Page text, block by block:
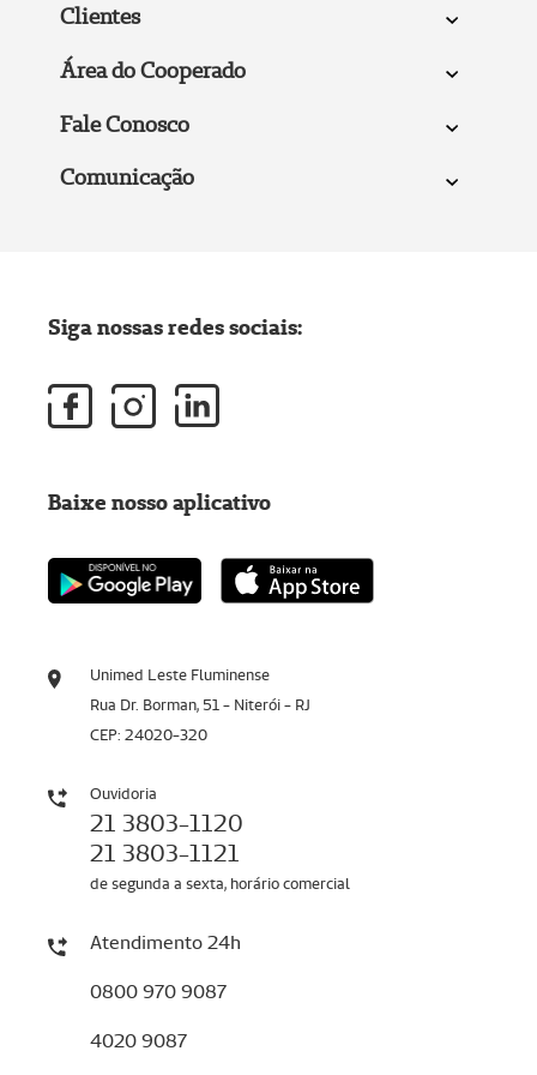
Clientes
Área do Cooperado
Fale Conosco
Comunicação
Unimed Leste Fluminense
Rua Dr. Borman, 51 - Niterói - RJ
CEP: 24020-320
Ouvidoria
21 3803-1120
21 3803-1121
de segunda a sexta, horário comercial
Atendimento 24h
0800 970 9087
4020 9087
Siga nossas redes sociais:
Baixe nosso aplicativo